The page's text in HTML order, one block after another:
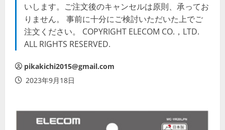
いします。ご注文後のキャンセルは原則、承ってお
りません。 事前に十分にご検討いただいた上でご
注文ください。 COPYRIGHT ELECOM CO.，LTD.
ALL RIGHTS RESERVED.
pikakichi2015@gmail.com
2023年9月18日